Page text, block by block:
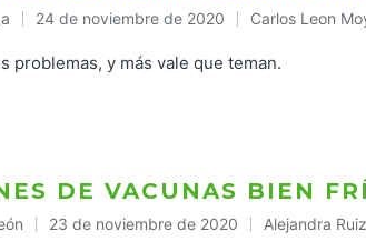
24 de noviembre de 2020
Publicado
en
Carlos Leon
problemas, y más vale que teman.
DE VACUNAS BIEN
23 de noviembre de 2020
Publicado
Alejandra